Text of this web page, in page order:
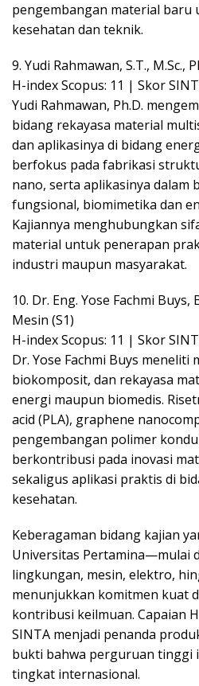
pengembangan material baru
kesehatan dan teknik.
9. Yudi Rahmawan, S.T., M.Sc.,
H-index Scopus: 11 | Skor
Yudi Rahmawan, Ph.D.
bidang rekayasa material
dan aplikasinya di bidang
berfokus pada fabrikasi
nano, serta aplikasinya dalam
fungsional, biomimetika dan
Kajiannya menghubungkan
material untuk penerapan
industri maupun masyarakat.
10. Dr. Eng. Yose Fachmi Buys,
Mesin (S1)
H-index Scopus: 11 | Skor
Dr. Yose Fachmi Buys meneliti
biokomposit, dan rekayasa
energi maupun biomedis.
acid (PLA), graphene
pengembangan polimer
berkontribusi pada inovasi
sekaligus aplikasi praktis di
kesehatan.
Keberagaman bidang kajian
Universitas Pertamina—mulai
lingkungan, mesin, elektro,
menunjukkan komitmen kuat
kontribusi keilmuan. Capaian
SINTA menjadi penanda
bukti bahwa perguruan tinggi
tingkat internasional.